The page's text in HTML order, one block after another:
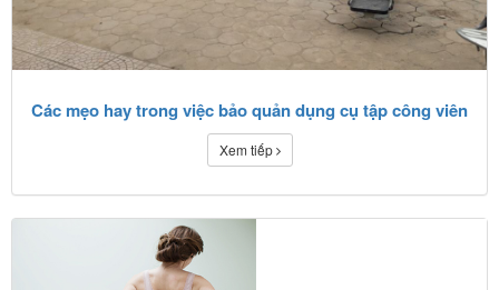
Các mẹo hay trong việc bảo quản dụng cụ tập công viên
Xem tiếp